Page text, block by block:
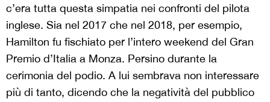
c’era tutta questa simpatia nei confronti del pilota
inglese. Sia nel 2017 che nel 2018, per esempio,
Hamilton fu fischiato per l’intero weekend del Gran
Premio d’Italia a Monza. Persino durante la
cerimonia del podio. A lui sembrava non interessare
più di tanto, dicendo che la negatività del pubblico